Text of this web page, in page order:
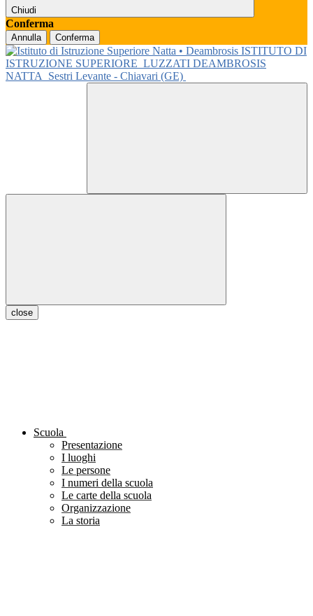
Chiudi
Conferma
Annulla Conferma
ISTITUTO DI
ISTRUZIONE SUPERIORE LUZZATI DEAMBROSIS
NATTA
Sestri Levante - Chiavari (GE)
close
Scuola
Presentazione
I luoghi
Le persone
I numeri della scuola
Le carte della scuola
Organizzazione
La storia